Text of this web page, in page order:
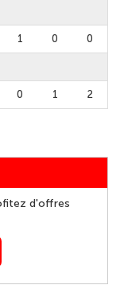
1 0 0
0 1 2
d'offres